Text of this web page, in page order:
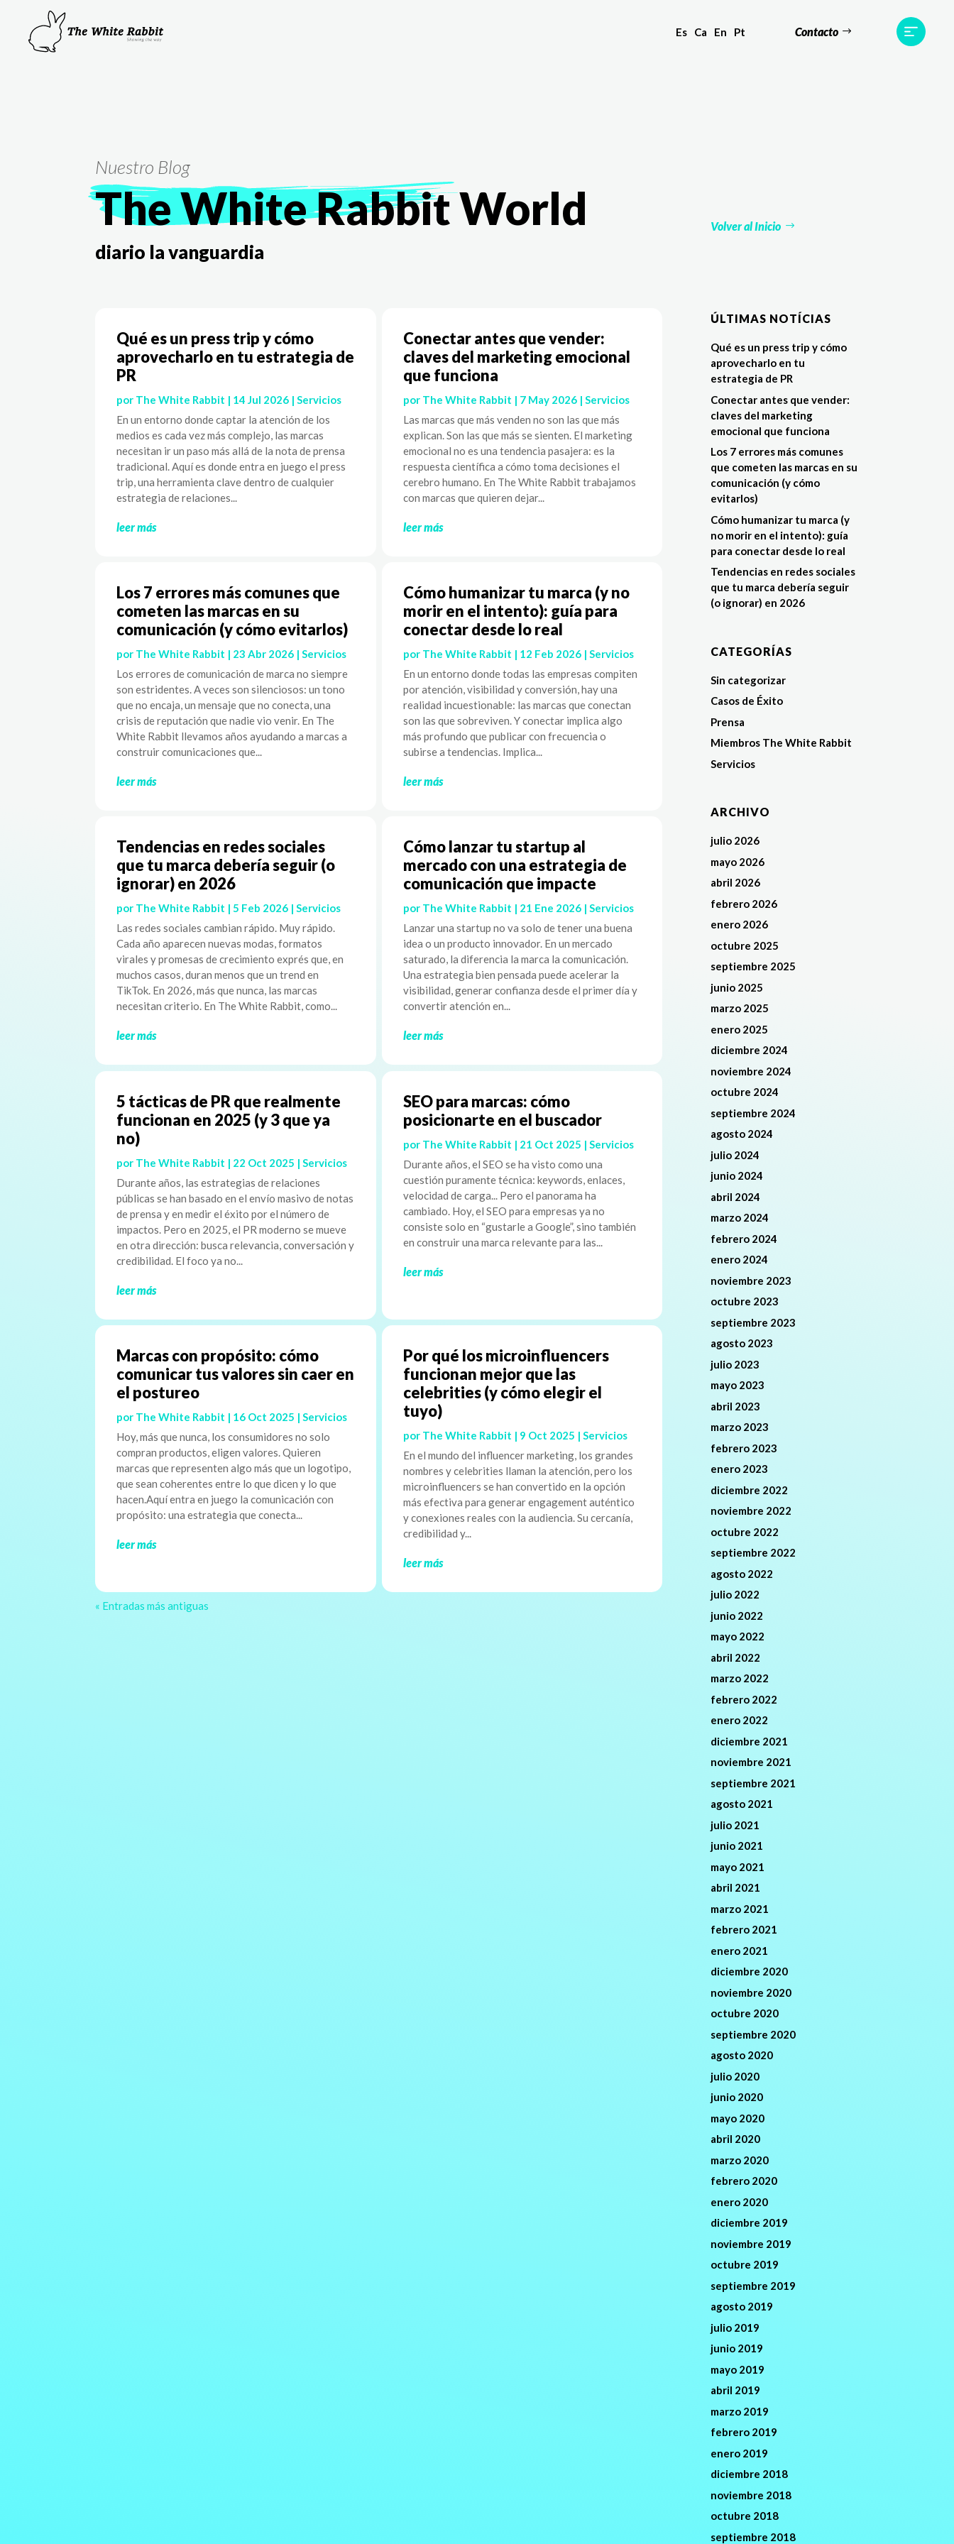
Es Ca En Pt Contacto
Nuestro Blog
The White RabbitWorld
diario la vanguardia
Volver al Inicio
Qué es un press trip y cómo
aprovecharlo en tu estrategia de
PR
por The White Rabbit | 14 Jul 2026 |Servicios
En un entorno donde captar la atención de los
medios es cada vez más complejo, las marcas
necesitan ir un paso más allá de la nota de prensa
tradicional. Aquí es donde entra en juego el press
trip, una herramienta clave dentro de cualquier
estrategia de relaciones...
leer más
Conectar antes que vender:
claves del marketing emocional
que funciona
por The White Rabbit | 7 May 2026| Servicios
Las marcas que más venden no son las que más
explican. Son las que más se sienten. El marketing
emocional no es una tendencia pasajera: es la
respuesta científica a cómo toma decisiones el
cerebro humano. En The White Rabbit trabajamos
con marcas que quieren dejar...
leer más
Los 7 errores más comunes que
cometen las marcas en su
comunicación (y cómo evitarlos)
por The White Rabbit | 23 Abr 2026 |Servicios
Los errores de comunicación de marca no siempre
son estridentes. A veces son silenciosos: un tono
que no encaja, un mensaje que no conecta, una
crisis de reputación que nadie vio venir. En The
White Rabbit llevamos años ayudando a marcas a
construir comunicaciones que...
leer más
Cómo humanizar tu marca (y no
morir en el intento): guía para
conectar desde lo real
por The White Rabbit | 12 Feb 2026| Servicios
En un entorno donde todas las empresas compiten
por atención, visibilidad y conversión, hay una
realidad incuestionable: las marcas que conectan
son las que sobreviven. Y conectar implica algo
más profundo que publicar con frecuencia o
subirse a tendencias. Implica...
leer más
Tendencias en redes sociales
que tu marca debería seguir (o
ignorar) en 2026
por The White Rabbit |5 Feb 2026 |Servicios
Las redes sociales cambian rápido. Muy rápido.
Cada año aparecen nuevas modas, formatos
virales y promesas de crecimiento exprés que, en
muchos casos, duran menos que un trend en
TikTok. En 2026, más que nunca, las marcas
necesitan criterio. En The White Rabbit, como...
leer más
Cómo lanzar tu startup al
mercado con una estrategia de
comunicación que impacte
por The White Rabbit | 21 Ene 2026| Servicios
Lanzar una startup no va solo de tener una buena
idea o un producto innovador. En un mercado
saturado, la diferencia la marca la comunicación.
Una estrategia bien pensada puede acelerar la
visibilidad, generar confianza desde el primer día y
convertir atención en...
leer más
5 tácticas de PR que realmente
funcionan en 2025 (y 3 que ya
no)
por The White Rabbit | 22 Oct 2025 | Servicios
Durante años, las estrategias de relaciones
públicas se han basado en el envío masivo de notas
de prensa y en medir el éxito por el número de
impactos. Pero en 2025, el PR moderno se mueve
en otra dirección: busca relevancia, conversación y
credibilidad. El foco ya no...
leer más
SEO para marcas: cómo
posicionarte en el buscador
por The White Rabbit | 21 Oct 2025 | Servicios
Durante años, el SEO se ha visto como una
cuestión puramente técnica: keywords, enlaces,
velocidad de carga... Pero el panorama ha
cambiado. Hoy, el SEO para empresas ya no
consiste solo en “gustarle a Google”, sino también
en construir una marca relevante para las...
leer más
Marcas con propósito: cómo
comunicar tus valores sin caer en
el postureo
por The White Rabbit | 16 Oct 2025 | Servicios
Hoy, más que nunca, los consumidores no solo
compran productos, eligen valores. Quieren
marcas que representen algo más que un logotipo,
que sean coherentes entre lo que dicen y lo que
hacen.Aquí entra en juego la comunicación con
propósito: una estrategia que conecta...
leer más
Por qué los microinfluencers
funcionan mejor que las
celebrities (y cómo elegir el
tuyo)
por The White Rabbit | 9 Oct 2025 | Servicios
En el mundo del influencer marketing, los grandes
nombres y celebrities llaman la atención, pero los
microinfluencers se han convertido en la opción
más efectiva para generar engagement auténtico
y conexiones reales con la audiencia. Su cercanía,
credibilidad y...
leer más
« Entradas más antiguas
ÚLTIMAS NOTÍCIAS
Qué es un press trip y cómo
aprovecharlo en tu
estrategia de PR
Conectar antes que vender:
claves del marketing
emocional que funciona
Los 7 errores más comunes
que cometen las marcas en su
comunicación (y cómo
evitarlos)
Cómo humanizar tu marca (y
no morir en el intento): guía
para conectar desde lo real
Tendencias en redes sociales
que tu marca debería seguir
(o ignorar) en 2026
CATEGORÍAS
Sin categorizar
Casos de Éxito
Prensa
Miembros The White Rabbit
Servicios
ARCHIVO
julio 2026
mayo 2026
abril 2026
febrero 2026
enero 2026
octubre 2025
septiembre 2025
junio 2025
marzo 2025
enero 2025
diciembre 2024
noviembre 2024
octubre 2024
septiembre 2024
agosto 2024
julio 2024
junio 2024
abril 2024
marzo 2024
febrero 2024
enero 2024
noviembre 2023
octubre 2023
septiembre 2023
agosto 2023
julio 2023
mayo 2023
abril 2023
marzo 2023
febrero 2023
enero 2023
diciembre 2022
noviembre 2022
octubre 2022
septiembre 2022
agosto 2022
julio 2022
junio 2022
mayo 2022
abril 2022
marzo 2022
febrero 2022
enero 2022
diciembre 2021
noviembre 2021
septiembre 2021
agosto 2021
julio 2021
junio 2021
mayo 2021
abril 2021
marzo 2021
febrero 2021
enero 2021
diciembre 2020
noviembre 2020
octubre 2020
septiembre 2020
agosto 2020
julio 2020
junio 2020
mayo 2020
abril 2020
marzo 2020
febrero 2020
enero 2020
diciembre 2019
noviembre 2019
octubre 2019
septiembre 2019
agosto 2019
julio 2019
junio 2019
mayo 2019
abril 2019
marzo 2019
febrero 2019
enero 2019
diciembre 2018
noviembre 2018
octubre 2018
septiembre 2018